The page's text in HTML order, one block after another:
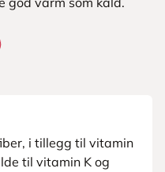
i tillegg til vitamin
til vitamin K og